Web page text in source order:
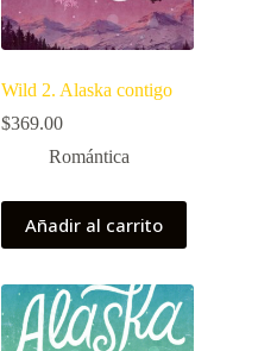
Wild 2. Alaska contigo
$369.00
Romántica
Añadir al carrito